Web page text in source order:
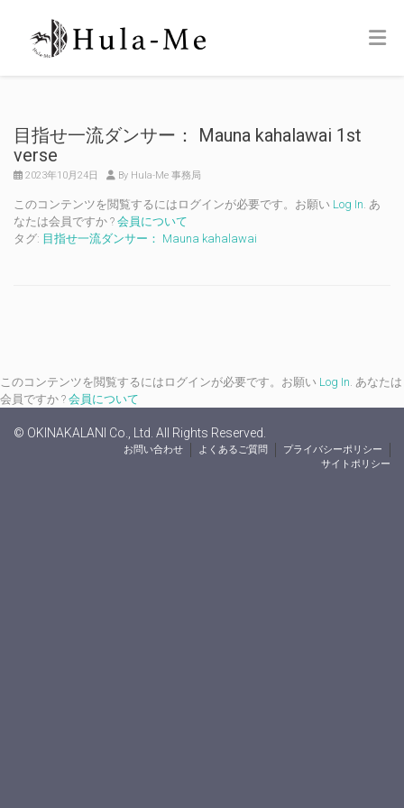
目指せ一流ダンサー： Mauna kahalawai 1st
verse
2023年10月24日 By Hula-Me 事務局
このコンテンツを閲覧するにはログインが必要です。お願い Log In. あ
なたは会員ですか ? 会員について
タグ: 目指せ一流ダンサー： Mauna kahalawai
このコンテンツを閲覧するにはログインが必要です。お願い Log In. あなたは
会員ですか ? 会員について
© OKINAKALANI Co., Ltd. All Rights Reserved.
お問い合わせ よくあるご質問
プライバシーポリシー
サイトポリシー